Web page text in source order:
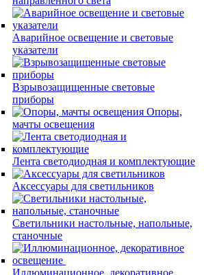
Аварийное освещение и световые
указатели
Взрывозащищенные световые
приборы
Опоры,
мачты освещения
Лента светодиодная и комплектующие
Аксессуары для светильников
Светильники настольные, напольные,
станочные
Иллюминационное, декоративное